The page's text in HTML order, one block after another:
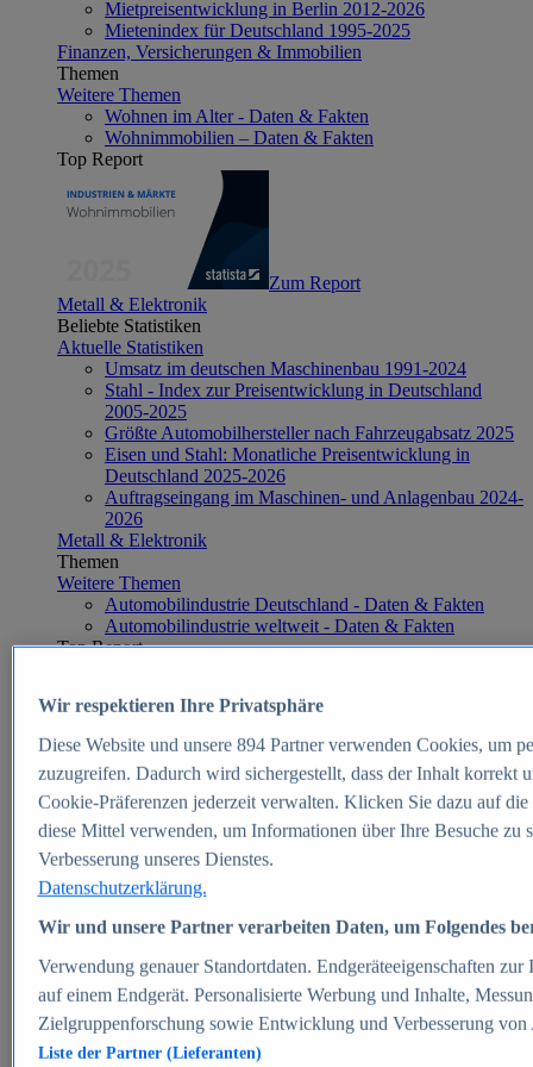
Mietpreisentwicklung in Berlin 2012-2026
Mietenindex für Deutschland 1995-2025
Finanzen, Versicherungen & Immobilien
Themen
Weitere Themen
Wohnen im Alter - Daten & Fakten
Wohnimmobilien – Daten & Fakten
Top Report
Zum Report
Metall & Elektronik
Beliebte Statistiken
Aktuelle Statistiken
Umsatz im deutschen Maschinenbau 1991-2024
Stahl - Index zur Preisentwicklung in Deutschland
2005-2025
Größte Automobilhersteller nach Fahrzeugabsatz 2025
Eisen und Stahl: Monatliche Preisentwicklung in
Deutschland 2025-2026
Auftragseingang im Maschinen- und Anlagenbau 2024-
2026
Metall & Elektronik
Themen
Weitere Themen
Automobilindustrie Deutschland - Daten & Fakten
Automobilindustrie weltweit - Daten & Fakten
Top Report
Zum Report
E-commerce
Beliebte Statistiken
Aktuelle Statistiken
E-Commerce - Entwicklung des Umsatzes in
Deutschland 1999-2025
Umsatz von Amazon in Deutschland und weltweit
2010-2025
B2C-E-Commerce: Top-50 Online Shops in
Deutschland 2024
Marktanteile von Online-Zahlungsverfahren in
Deutschland 2024
Umsatzstarke Warengruppen im Online-Handel in
Deutschland 2023-2025
Wir respektieren Ihre Privatsphäre
Diese Website und unsere 894Partner verwenden Cookies, um
zuzugreifen. Dadurch wird sichergestellt, dass der Inhalt korrekt
Cookie-Präferenzen jederzeit verwalten. Klicken Sie dazu auf
diese Mittel verwenden, um Informationen über Ihre Besuche
Verbesserung unseres Dienstes.
Datenschutzerklärung.
Wir und unsere Partner verarbeiten Daten, um Folgendes
Verwendung genauer Standortdaten. Endgeräteeigenschaften
auf einem Endgerät. Personalisierte Werbung und Inhalte,
Zielgruppenforschung sowie Entwicklung und Verbesserung von
Liste der Partner (Lieferanten)